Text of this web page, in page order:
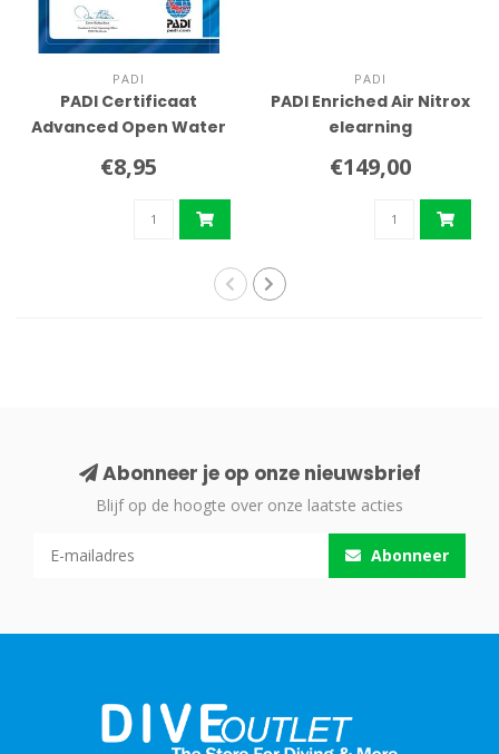
PADI
PADI Certificaat
Advanced Open Water
€8,95
PADI
PADI Enriched Air Nitrox
elearning
€149,00
Abonneer je op onze nieuwsbrief
Blijf op de hoogte over onze laatste acties
Abonneer